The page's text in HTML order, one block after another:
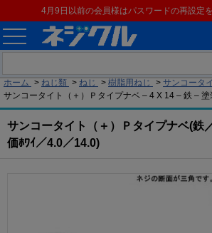
4月9日以前の会員様はパスワードの再設定
ホーム > ねじ類 > ねじ > 樹脂用ねじ > サンコータ
サンコータイト（＋）Ｐタイプナベ – 4 X 14 – 鉄 – 塗
サンコータイト（＋）Ｐタイプナベ(鉄
価ﾎﾜｲ／4.0／14.0)